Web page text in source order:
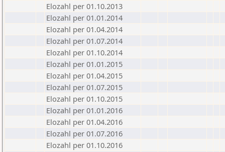
Elozahl per 01.10.2013
Elozahl per 01.01.2014
Elozahl per 01.04.2014
Elozahl per 01.07.2014
Elozahl per 01.10.2014
Elozahl per 01.01.2015
Elozahl per 01.04.2015
Elozahl per 01.07.2015
Elozahl per 01.10.2015
Elozahl per 01.01.2016
Elozahl per 01.04.2016
Elozahl per 01.07.2016
Elozahl per 01.10.2016